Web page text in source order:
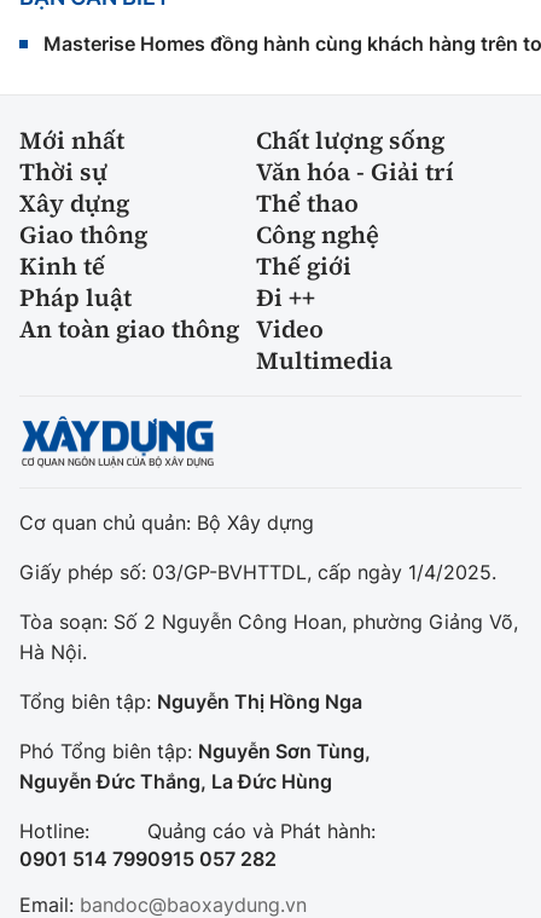
Masterise Homes đồng hành cùng khách hàng trên
Mới nhất
Chất lượng sống
Thời sự
Văn hóa - Giải trí
Xây dựng
Thể thao
Giao thông
Công nghệ
Kinh tế
Thế giới
Pháp luật
Đi ++
An toàn giao thông Video
Multimedia
Cơ quan chủ quản: Bộ Xây dựng
Giấy phép số: 03/GP-BVHTTDL, cấp ngày 1/4/2025.
Tòa soạn: Số 2 Nguyễn Công Hoan, phường Giảng Võ,
Hà Nội.
Tổng biên tập: Nguyễn Thị Hồng Nga
Phó Tổng biên tập: Nguyễn Sơn Tùng,
Nguyễn Đức Thắng, La Đức Hùng
Hotline:
0901 514 799
Quảng cáo và Phát hành:
0915 057 282
Email: bandoc@baoxaydung.vn